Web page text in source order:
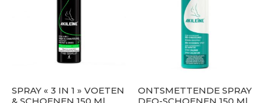
SPRAY « 3 IN 1 » VOETEN
ONTSMETTENDE SPRAY